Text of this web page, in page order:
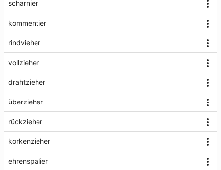
scharnier
kommentier
rindvieher
vollzieher
drahtzieher
überzieher
rückzieher
korkenzieher
ehrenspalier